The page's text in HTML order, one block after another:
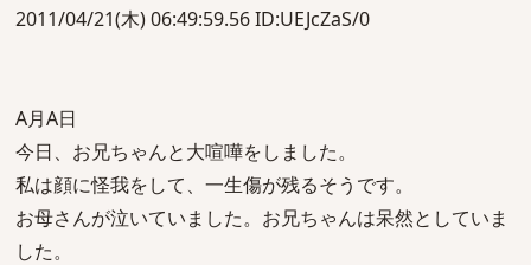
2011/04/21(木) 06:49:59.56 ID:UEJcZaS/0
A月A日
今日、お兄ちゃんと大喧嘩をしました。
私は顔に怪我をして、一生傷が残るそうです。
お母さんが泣いていました。お兄ちゃんは呆然としていま
した。